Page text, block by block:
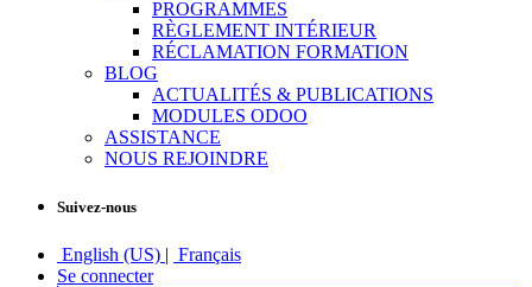
PROGRAMMES
RÈGLEMENT INTÉRIEUR
RÉCLAMATION FORMATION
BLOG
ACTUALITÉS & PUBLICATIONS
MODULES ODOO
ASSISTANCE
NOUS REJOINDRE
Suivez-nous
English (US) | Français
Se connecter